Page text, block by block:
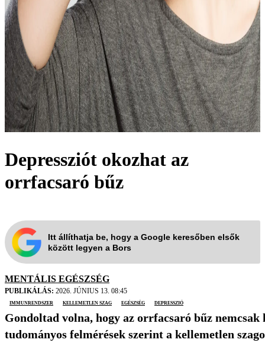
Depressziót okozhat az
orrfacsaró bűz
Itt állíthatja be, hogy a Google keresőben elsők
között legyen a Bors
MENTÁLIS EGÉSZSÉG
PUBLIKÁLÁS: 2026. JÚNIUS 13. 08:45
immunrendszer
kellemetlen szag egészség depresszió
Gondoltad volna, hogy az orrfacsaró bűz
tudományos felmérések szerint a kellemetlen